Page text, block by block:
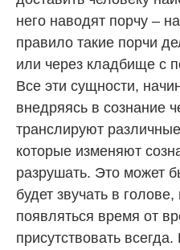
него наводят порчу –
правило такие порчи
или через кладбище с
Все эти сущности,
внедряясь в сознание
транслируют
которые изменяют
разрушать. Это может
будет звучать в
появляться время от
присутствовать